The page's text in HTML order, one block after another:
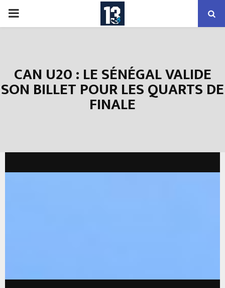
PRIMARY
CAN U20 : LE SÉNÉGAL VALIDE
SON BILLET POUR LES QUARTS DE
FINALE